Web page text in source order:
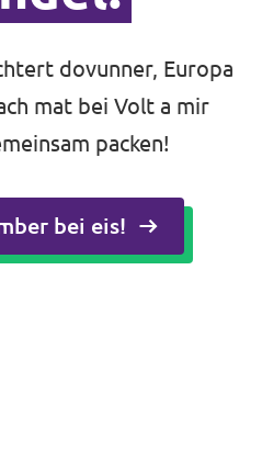
dovunner, Europa
mat bei Volt a mir
packen!
bei eis!